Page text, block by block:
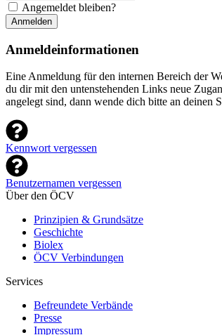
Angemeldet bleiben?
Anmelden
Anmeldeinformationen
Eine Anmeldung für den internen Bereich der
du dir mit den untenstehenden Links neue
angelegt sind, dann wende dich bitte an deinen
Kennwort vergessen
Benutzernamen vergessen
Über den ÖCV
Prinzipien & Grundsätze
Geschichte
Biolex
ÖCV Verbindungen
Services
Befreundete Verbände
Presse
Impressum